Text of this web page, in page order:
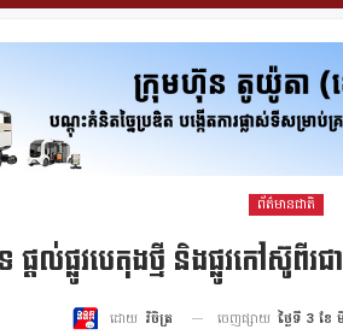
ព័ត៌មានជាតិ
តល់ផ្លូវបេតុងថ្មី និងផ្លូវកៅស៊ូពី
ដោយ វិចិត្រ ចេញផ្សាយ ថ្ងៃទី 3 ខែ